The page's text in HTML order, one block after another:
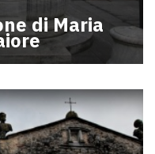
di Maria